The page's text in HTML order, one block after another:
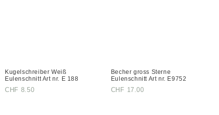
Kugelschreiber Weiß
Eulenschnitt Art nr. E 188
CHF 8.50
Becher gross Sterne
Eulenschnitt Art nr. E9752
CHF 17.00